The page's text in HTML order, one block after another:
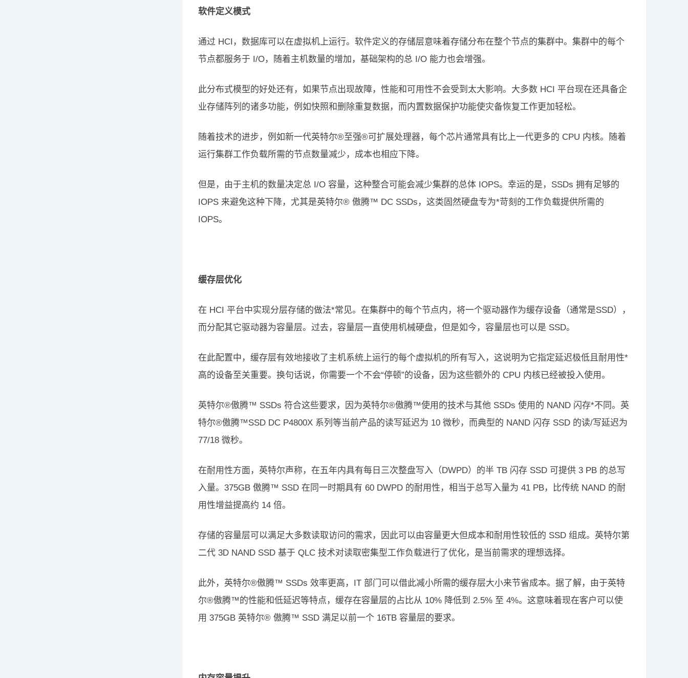
软件定义模式
通过 HCI，数据库可以在虚拟机上运行。软件定义的存储层意味着存储分布在整个节点的集群中。集群中的每个
节点都服务于 I/O，随着主机数量的增加，基础架构的总 I/O 能力也会增强。
此分布式模型的好处还有，如果节点出现故障，性能和可用性不会受到太大影响。大多数 HCI 平台现在还具备企
业存储阵列的诸多功能，例如快照和删除重复数据，而内置数据保护功能使灾备恢复工作更加轻松。
随着技术的进步，例如新一代英特尔®至强®可扩展处理器，每个芯片通常具有比上一代更多的 CPU 内核。随着
运行集群工作负载所需的节点数量减少，成本也相应下降。
但是，由于主机的数量决定总 I/O 容量，这种整合可能会减少集群的总体 IOPS。幸运的是，SSDs 拥有足够的
IOPS 来避免这种下降，尤其是英特尔® 傲腾™ DC SSDs，这类固然硬盘专为*苛刻的工作负载提供所需的
IOPS。
缓存层优化
在 HCI 平台中实现分层存储的做法*常见。在集群中的每个节点内，将一个驱动器作为缓存设备（通常是SSD），
而分配其它驱动器为容量层。过去，容量层一直使用机械硬盘，但是如今，容量层也可以是 SSD。
在此配置中，缓存层有效地接收了主机系统上运行的每个虚拟机的所有写入，这说明为它指定延迟极低且耐用性*
高的设备至关重要。换句话说，你需要一个不会“停顿”的设备，因为这些额外的 CPU 内核已经被投入使用。
英特尔®傲腾™ SSDs 符合这些要求，因为英特尔®傲腾™使用的技术与其他 SSDs 使用的 NAND 闪存*不同。英
特尔®傲腾™SSD DC P4800X 系列等当前产品的读写延迟为 10 微秒，而典型的 NAND 闪存 SSD 的读/写延迟为
77/18 微秒。
在耐用性方面，英特尔声称，在五年内具有每日三次整盘写入（DWPD）的半 TB 闪存 SSD 可提供 3 PB 的总写
入量。375GB 傲腾™ SSD 在同一时期具有 60 DWPD 的耐用性，相当于总写入量为 41 PB，比传统 NAND 的耐
用性增益提高约 14 倍。
存储的容量层可以满足大多数读取访问的需求，因此可以由容量更大但成本和耐用性较低的 SSD 组成。英特尔第
二代 3D NAND SSD 基于 QLC 技术对读取密集型工作负载进行了优化，是当前需求的理想选择。
此外，英特尔®傲腾™ SSDs 效率更高，IT 部门可以借此减小所需的缓存层大小来节省成本。据了解，由于英特
尔®傲腾™的性能和低延迟等特点，缓存在容量层的占比从 10% 降低到 2.5% 至 4%。这意味着现在客户可以使
用 375GB 英特尔® 傲腾™ SSD 满足以前一个 16TB 容量层的要求。